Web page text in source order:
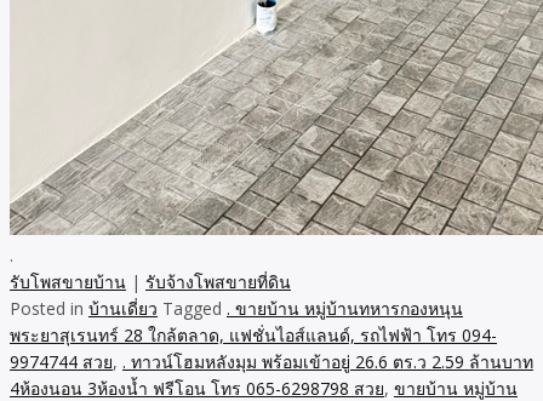
.
รับโพสขายบ้าน | รับจ้างโพสขายที่ดิน
Posted in บ้านเดี่ยว Tagged . ขายบ้าน หมู่บ้านทหารกองหนุน
พระยาสุเรนทร์ 28 ใกล้ตลาด, แฟชั่นไอส์แลนด์, รถไฟฟ้า โทร 094-
9974744 สวย, . ทาวน์โฮมหลังมุม พร้อมเข้าอยู่ 26.6 ตร.ว 2.59 ล้านบาท
4ห้องนอน 3ห้องน้ำ ฟรีโอน โทร 065-6298798 สวย, ขายบ้าน หมู่บ้าน